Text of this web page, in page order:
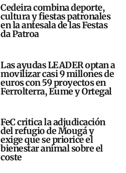
Cedeira combina deporte,
cultura y fiestas patronales
en la antesala de las Festas
da Patroa
Las ayudas LEADER optan a
movilizar casi 9 millones de
euros con 59 proyectos en
Ferrolterra, Eume y Ortegal
FeC critica la adjudicación
del refugio de Mougá y
exige que se priorice el
bienestar animal sobre el
coste